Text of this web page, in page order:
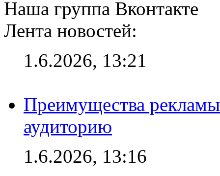
Наша группа Вконтакте
Лента новостей:
1.6.2026, 13:21
Преимущества
аудиторию
1.6.2026, 13:16